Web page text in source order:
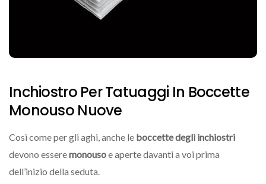
Inchiostro Per Tatuaggi In Boccette
Monouso Nuove
Così come per gli aghi, anche le boccette degli inchiostri
devono esseremonousoe aperte davanti a voi prima
dell’inizio della seduta.